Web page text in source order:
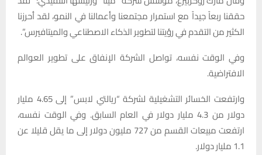
حققنا ربعاً جيداً مع استمرار مجتمعنا وأعمالنا في النمو، لقد أحرزنا
الكثير من التقدم في رؤيتنا لتطوير الذكاء الاصطناعي والميتافيرس”.
وفي الوقت نفسه، تواصل الشركة الإنفاق على تطوير العوالم
الافتراضية.
وارتفعت الخسائر التشغيلية لشركة “ريالتي لابس” إلى 4.65 مليار
دولار من 4.3 مليار دولار في العام السابق. وفي الوقت نفسه،
ارتفعت مبيعات القسم من 727 مليون دولار إلى ما يقل قليلا عن
1.1 مليار دولار.